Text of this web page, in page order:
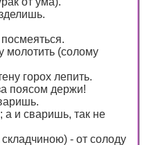
молотить (солому
горох лепить.
поясом держи!
и сваришь, так не
- от солоду